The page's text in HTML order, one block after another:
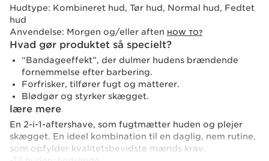
Hudtype: Kombineret hud, Tør hud, Normal hud, Fedtet
hud
Anvendelse: Morgen og/eller aften HOW TO?
Hvad gør produktet så specielt?
“Bandageeffekt”, der dulmer hudens brændende
fornemmelse efter barbering.
Forfrisker, tilfører fugt og matterer.
Blødgør og styrker skægget.
lære mere
En 2-i-1-aftershave, som fugtmætter huden og plejer
skægget. En ideel kombination til en daglig, nem rutine,
som opfylder kvalitetsbevidste mænds krav.